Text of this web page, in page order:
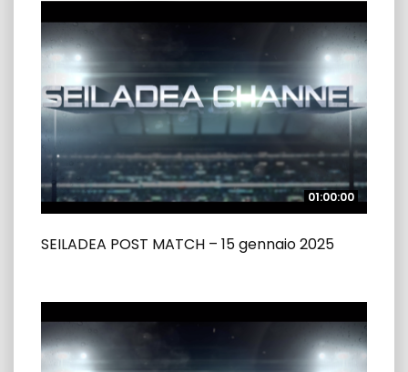
01:00:00
01:00:00
SEILADEA POST MATCH – 15 gennaio 2025